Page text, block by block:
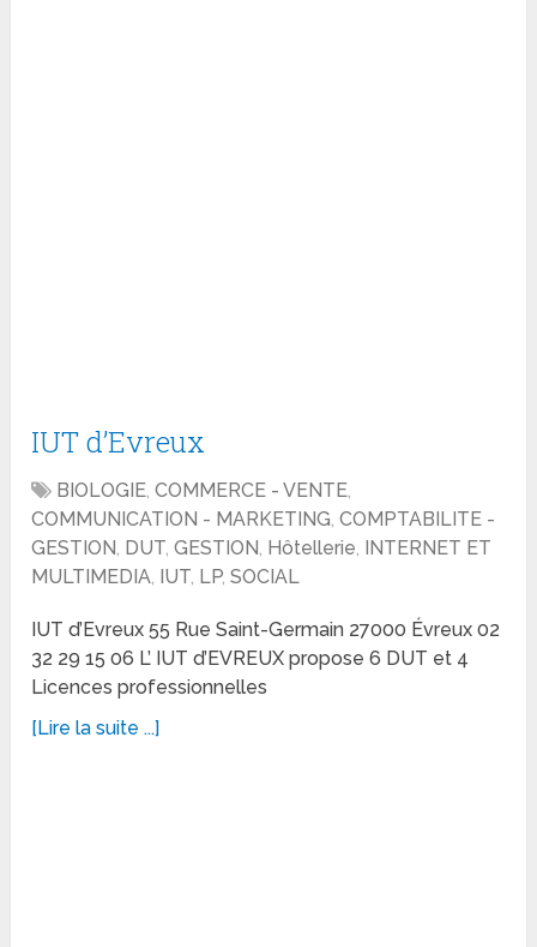
IUT d’Evreux
BIOLOGIE,COMMERCE - VENTE,
COMMUNICATION - MARKETING,COMPTABILITE -
GESTION, DUT,GESTION, Hôtellerie,
INTERNET ET
MULTIMEDIA, IUT, LP,SOCIAL
IUT d’Evreux 55 Rue Saint-Germain 27000 Évreux 02
32 29 15 06 L’ IUT d’EVREUX propose 6 DUT et 4
Licences professionnelles
[Lire la suite ...]